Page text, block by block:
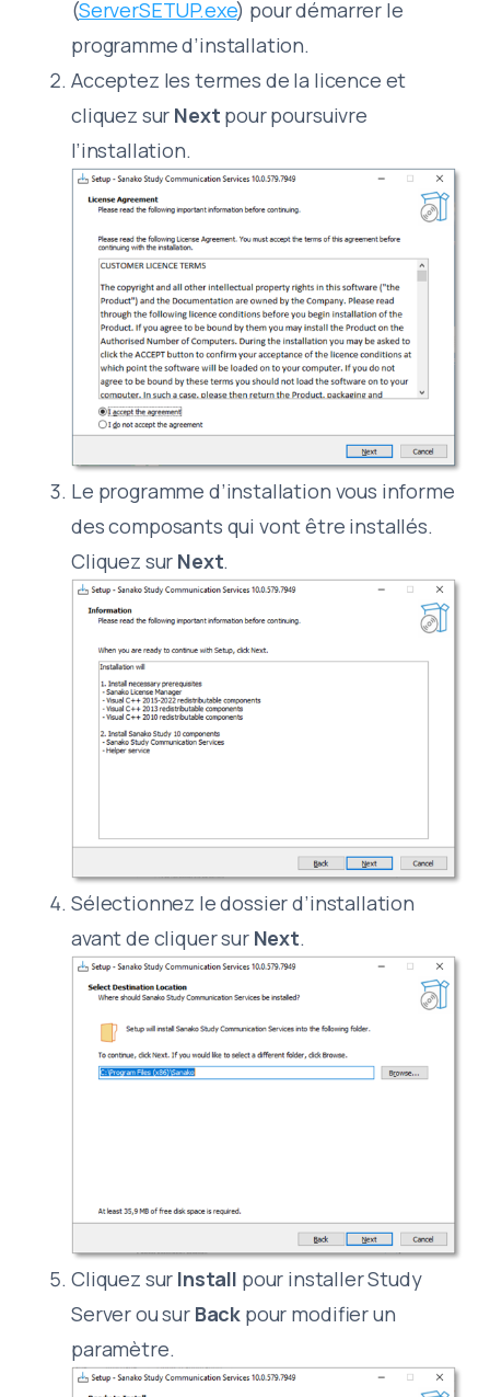
(ServerSETUP.exe) pour démarrer le
programme d’installation.
Acceptez les termes de la licence et
cliquez sur Next pour poursuivre
l’installation.
Le programme d’installation vous informe
des composants qui vont être installés.
Cliquez sur Next.
Sélectionnez le dossier d’installation
avant de cliquer sur Next.
Cliquez sur Install pour installer Study
Server ou sur Back pour modifier un
paramètre.